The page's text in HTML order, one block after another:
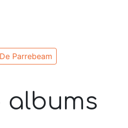
Parrebeam
albums